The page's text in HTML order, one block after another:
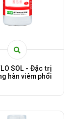
SOL - Đặc trị
hàn viêm phổi